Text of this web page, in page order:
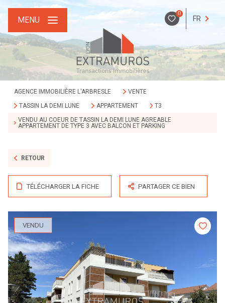
0
FR
MENU
AGENCE IMMOBILIÈRE L'ARBRESLE
VENTE
TASSIN LA DEMI LUNE
APPARTEMENT
T3
VENDU AU COEUR DE TASSIN LA DEMI LUNE AGREABLE
APPARTEMENT DE TYPE 3 AVEC BALCON ET PARKING
RETOUR
TÉLÉCHARGER LA FICHE PARTAGER CE BIEN
VENDU